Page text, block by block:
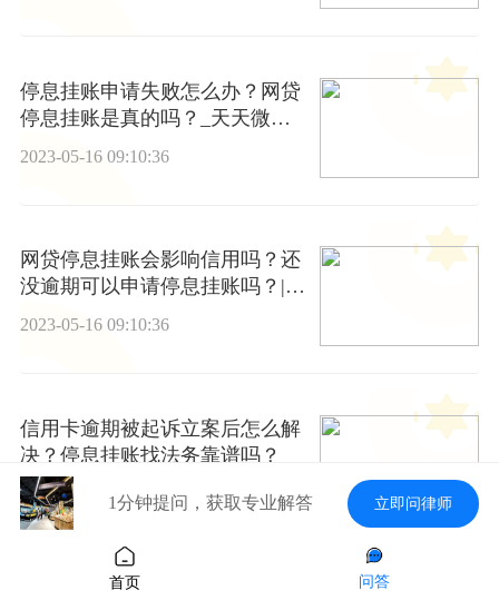
停息挂账申请失败怎么办？网贷
停息挂账是真的吗？_天天微速
讯
2023-05-16 09:10:36
网贷停息挂账会影响信用吗？还
没逾期可以申请停息挂账吗？|热
闻
2023-05-16 09:10:36
信用卡逾期被起诉立案后怎么解
决？停息挂账找法务靠谱吗？
2023-05-16 09:10:361分钟提问，获取专业解答 立即问律师
首页 问答